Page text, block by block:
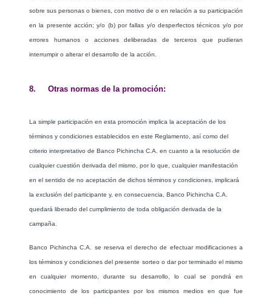
sobre sus personas o bienes, con motivo de o en relación a su participación
en la presente acción; y/o (b) por fallas y/o desperfectos técnicos y/o por
errores humanos o acciones deliberadas de terceros que pudieran
interrumpir o alterar el desarrollo de la acción.
8. Otras normas de la promoción:
La simple participación en esta promoción implica la aceptación de los
términos y condiciones establecidos en este Reglamento, así como del
criterio interpretativo de Banco Pichincha C.A. en cuanto a la resolución de
cualquier cuestión derivada del mismo, por lo que, cualquier manifestación
en el sentido de no aceptación de dichos términos y condiciones, implicará
la exclusión del participante y, en consecuencia, Banco Pichincha C.A.
quedará liberado del cumplimiento de toda obligación derivada de la
campaña.
Banco Pichincha C.A. se reserva el derecho de efectuar modificaciones a
los términos y condiciones del presente sorteo o dar por terminado el mismo
en cualquier momento, durante su desarrollo, lo cual se pondrá en
conocimiento de los participantes por los mismos medios en que fue